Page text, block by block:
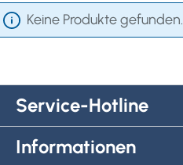
Keine Produkte gefunden.
Service-Hotline
Informationen